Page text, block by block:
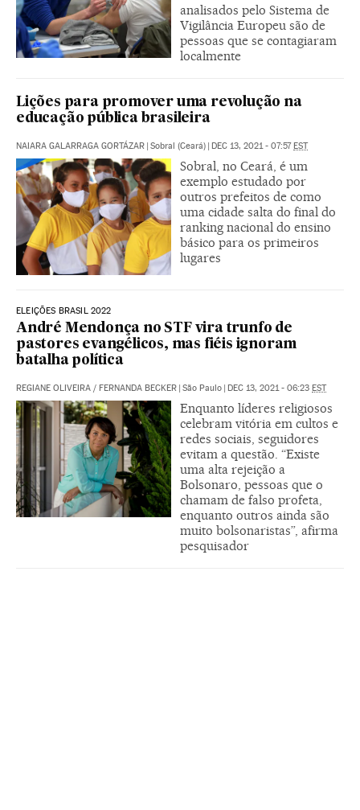
analisados pelo Sistema de
Vigilância Europeu são de
pessoas que se contagiaram
localmente
Lições para promover uma revolução na
educação pública brasileira
NAIARA GALARRAGA GORTÁZAR | Sobral (Ceará) | DEC 13, 2021 - 07:57EST
Sobral, no Ceará, é um
exemplo estudado por
outros prefeitos de como
uma cidade salta do final do
ranking nacional do ensino
básico para os primeiros
lugares
ELEIÇÕES BRASIL 2022
André Mendonça no STF vira trunfo de
pastores evangélicos, mas fiéis ignoram
batalha política
REGIANE OLIVEIRA / FERNANDA BECKER | São Paulo | DEC 13, 2021 - 06:23 EST
Enquanto líderes religiosos
celebram vitória em cultos e
redes sociais, seguidores
evitam a questão. “Existe
uma alta rejeição a
Bolsonaro, pessoas que o
chamam de falso profeta,
enquanto outros ainda são
muito bolsonaristas”, afirma
pesquisador